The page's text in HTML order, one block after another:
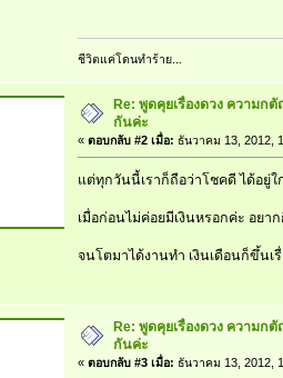
ชีวิตแค่โดนทำร้าย...
Re: พูดคุยเรื่องดวง ความ
กันค่ะ
«ตอบกลับ #2 เมื่อ: ธันวาคม 13, 2012,
แต่ทุกวันนี้เราก็ถือว่าโชคดี ได้อยู่
เมื่อก่อนไม่ค่อยมีเงินหรอกค่ะ อยา
จนโตมาได้งานทำ เงินเดือนก็ขึ้น
Re: พูดคุยเรื่องดวง ความ
กันค่ะ
«ตอบกลับ #3 เมื่อ: ธันวาคม 13, 2012,